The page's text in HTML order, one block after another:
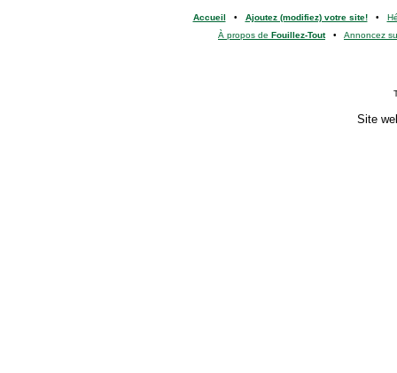
Accueil • Ajoutez (modifiez) votre site!•
À propos de Fouillez-Tout• Annoncez
Site